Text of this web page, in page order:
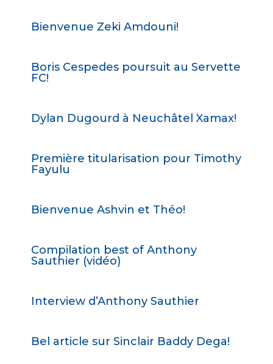
Bienvenue Zeki Amdouni!
Boris Cespedes poursuit au Servette
FC!
Dylan Dugourd à Neuchâtel Xamax!
Première titularisation pour Timothy
Fayulu
Bienvenue Ashvin et Théo!
Compilation best of Anthony
Sauthier (vidéo)
Interview d’Anthony Sauthier
Bel article sur Sinclair Baddy Dega!